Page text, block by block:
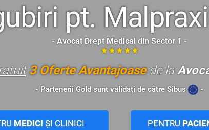
pt.
- Avocat Drept Medical din Sector 1 -
★★★★★
3 Oferte Avantajoasede la
- Partenerii Gold sunt validați de către Sibus -
MEDICIȘI CLINICI PENTRU